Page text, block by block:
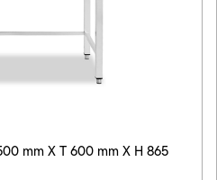
mm X T 600 mm X H 865